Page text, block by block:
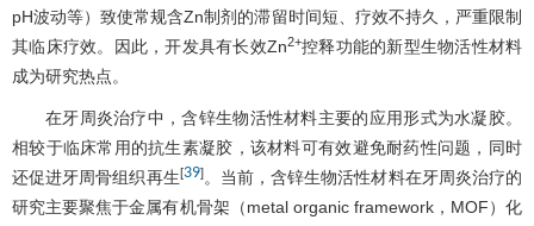
pH波动等）致使常规含Zn制剂的滞留时间短、疗效不持久，严重限制
其临床疗效。因此，开发具有长效Zn2+控释功能的新型生物活性材料
成为研究热点。
在牙周炎治疗中，含锌生物活性材料主要的应用形式为水凝胶。
相较于临床常用的抗生素凝胶，该材料可有效避免耐药性问题，同时
还促进牙周骨组织再生[39]。当前，含锌生物活性材料在牙周炎治疗的
研究主要聚焦于金属有机骨架（metal organic framework，MOF）化